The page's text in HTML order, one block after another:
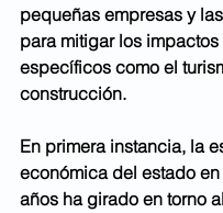
pequeñas empresas y
para mitigar los
específicos como el
construcción.
En primera instancia, la
económica del estado
años ha girado en torno